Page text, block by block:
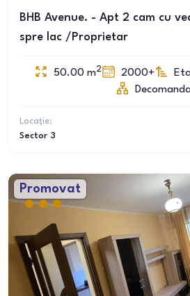
BHB Avenue. - Apt 2 cam cu
spre lac /Proprietar
50.00 m2 2000+
Locație:
Sector 3
Promovat